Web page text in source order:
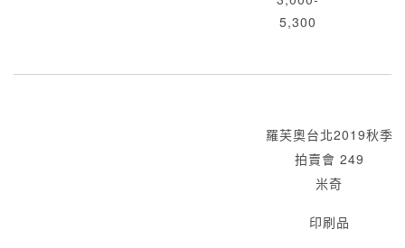
5,300
羅芙奧台北2019秋季
拍賣會 249
米奇
印刷品